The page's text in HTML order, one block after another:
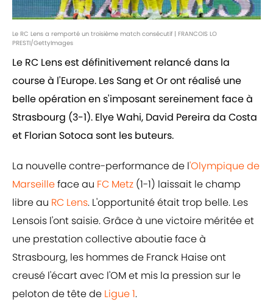
Le RC Lens a remporté un troisième match consécutif | FRANCOIS LO
PRESTI/GettyImages
Le RC Lens est définitivement relancé dans la
course à l'Europe. Les Sang et Or ont réalisé une
belle opération en s'imposant sereinement face à
Strasbourg (3-1). Elye Wahi, David Pereira da Costa
et Florian Sotoca sont les buteurs.
La nouvelle contre-performance de l'Olympique de
Marseilleface au FC Metz (1-1) laissait le champ
libre au RC Lens. L'opportunité était trop belle. Les
Lensois l'ont saisie. Grâce à une victoire méritée et
une prestation collective aboutie face à
Strasbourg, les hommes de Franck Haise ont
creusé l'écart avec l'OM et mis la pression sur le
peloton de tête de Ligue 1.